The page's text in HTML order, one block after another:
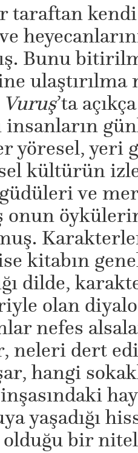
taraftan
Bunu
ulaştırılma
’ta
insanların
yöresel, yeri
kültürün
ve
onun
kitabın
dilde,
olan
nefes
neleri dert
hangi
inşasındaki
yaşadığı
olduğu bir